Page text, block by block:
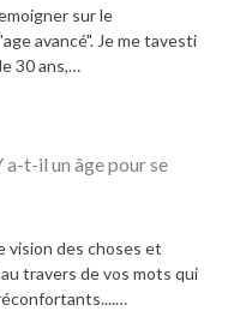
sur le
avancé". Je me tavesti
30 ans,…
a-t-il un âge pour se
vision des choses et
travers de vos mots qui